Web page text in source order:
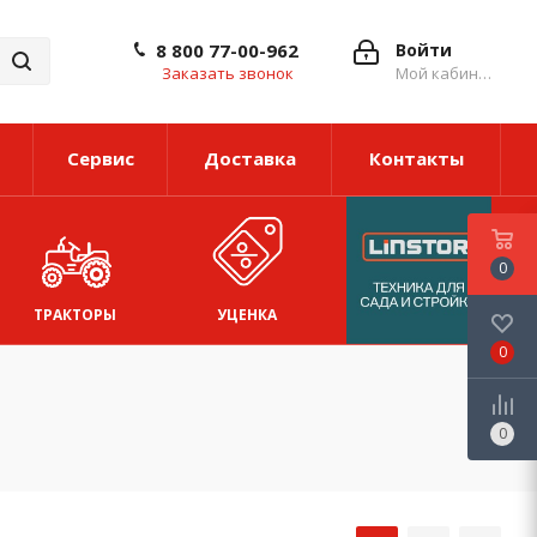
Войти
Мой кабинет
8 800 77-00-962
Заказать звонок
Сервис Доставка Контакты
ТРАКТОРЫ УЦЕНКА
0
0
0